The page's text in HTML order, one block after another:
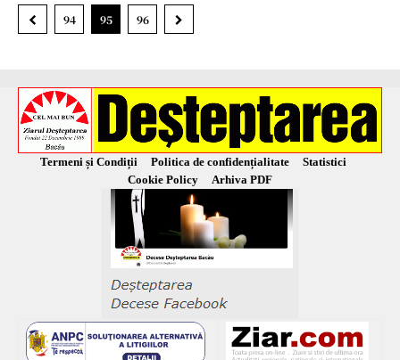
94 95 96
Termeni și Condiții Politica de confidențialitate
Statistici
Cookie Policy
Arhiva PDF